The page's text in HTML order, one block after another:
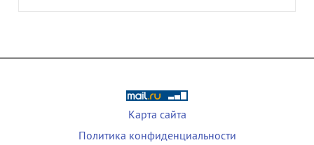
Карта сайта
Политика конфиденциальности